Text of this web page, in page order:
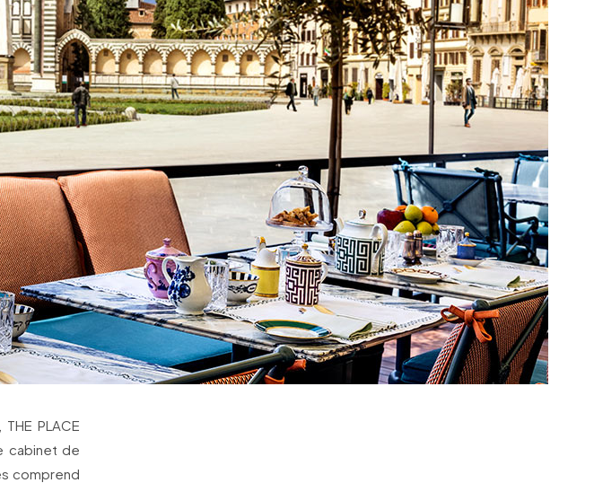
PLACE
cabinet de
comprend